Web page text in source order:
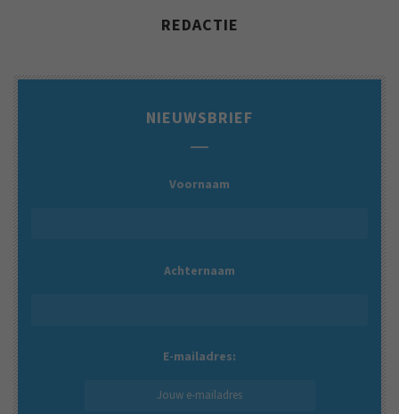
REDACTIE
NIEUWSBRIEF
Voornaam
Achternaam
E-mailadres: